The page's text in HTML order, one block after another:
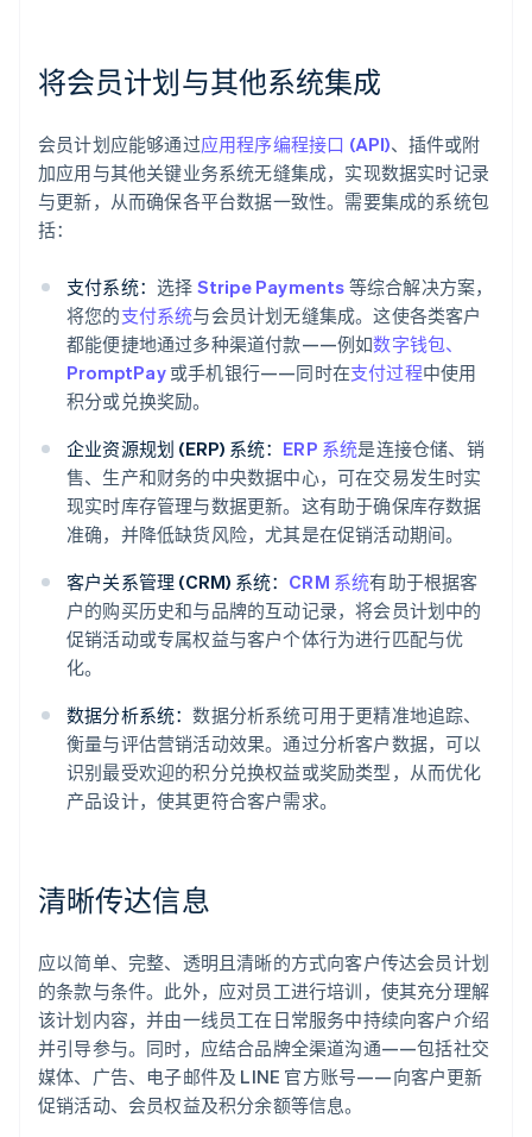
将会员计划与其他系统集成
会员计划应能够通过应用程序编程接口 (API)、插件或附
加应用与其他关键业务系统无缝集成，实现数据实时记录
与更新，从而确保各平台数据一致性。需要集成的系统包
括：
支付系统： 选择 Stripe Payments 等综合解决方案，
将您的支付系统与会员计划无缝集成。这使各类客户
都能便捷地通过多种渠道付款——例如数字钱包、
PromptPay或手机银行——同时在支付过程中使用
积分或兑换奖励。
企业资源规划 (ERP) 系统： ERP 系统是连接仓储、销
售、生产和财务的中央数据中心，可在交易发生时实
现实时库存管理与数据更新。这有助于确保库存数据
准确，并降低缺货风险，尤其是在促销活动期间。
客户关系管理 (CRM) 系统： CRM 系统有助于根据客
户的购买历史和与品牌的互动记录，将会员计划中的
促销活动或专属权益与客户个体行为进行匹配与优
化。
数据分析系统：数据分析系统可用于更精准地追踪、
衡量与评估营销活动效果。通过分析客户数据，可以
识别最受欢迎的积分兑换权益或奖励类型，从而优化
产品设计，使其更符合客户需求。
清晰传达信息
应以简单、完整、透明且清晰的方式向客户传达会员计划
的条款与条件。此外，应对员工进行培训，使其充分理解
该计划内容，并由一线员工在日常服务中持续向客户介绍
并引导参与。同时，应结合品牌全渠道沟通——包括社交
媒体、广告、电子邮件及 LINE 官方账号——向客户更新
促销活动、会员权益及积分余额等信息。